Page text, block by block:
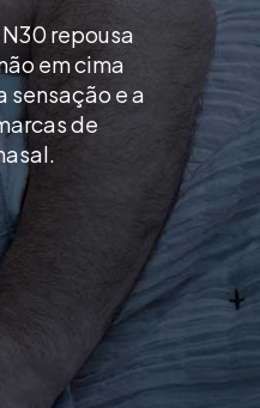
repousa
em cima
sensação e a
de